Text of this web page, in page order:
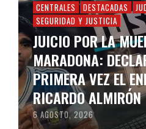
CENTRALES DESTACADAS
SEGURIDAD Y JUSTICIA
JUICIO POR LA
MARADONA:
PRIMERA VEZ EL
RICARDO ALMIRÓN
6 AGOSTO, 2026